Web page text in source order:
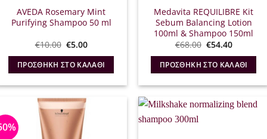
AVEDA Rosemary Mint
Purifying Shampoo 50 ml
€10.00 Original
was:
€10.00.
€5.00Η
τιμή
είναι:
€5.00.
ΠΡΟΣΘΉΚΗ ΣΤΟ ΚΑΛΆΘΙ
Medavita REQUILIBRE Kit
Sebum Balancing Lotion
100ml & Shampoo 150ml
€68.00 Original
was:
€68.00.
€54.40Η
τιμή
είναι:
€54.40.
ΠΡΟΣΘΉΚΗ ΣΤΟ ΚΑΛΆΘΙ